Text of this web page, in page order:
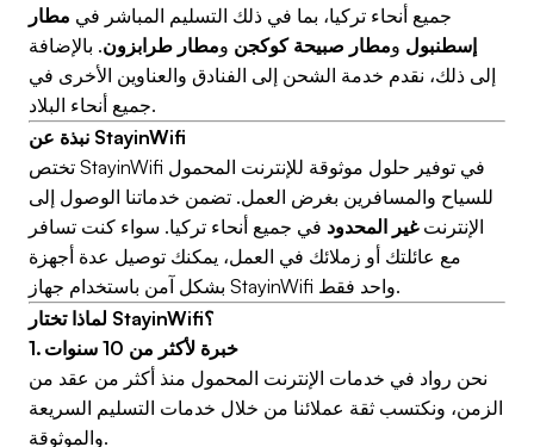
جميع أنحاء تركيا، بما في ذلك التسليم المباشر في مطار
إسطنبول ومطار صبيحة كوكجن ومطار طرابزون. بالإضافة
إلى ذلك، نقدم خدمة الشحن إلى الفنادق والعناوين الأخرى في
جميع أنحاء البلاد.
نبذة عن StayinWifi
تختص StayinWifi في توفير حلول موثوقة للإنترنت المحمول
للسياح والمسافرين بغرض العمل. تضمن خدماتنا الوصول إلى
الإنترنتغير المحدود في جميع أنحاء تركيا. سواء كنت تسافر
مع عائلتك أو زملائك في العمل، يمكنك توصيل عدة أجهزة
بشكل آمن باستخدام جهاز StayinWifi واحد فقط.
لماذا تختار StayinWifi؟
1. خبرة لأكثر من 10 سنوات
نحن رواد في خدمات الإنترنت المحمول منذ أكثر من عقد من
الزمن، ونكتسب ثقة عملائنا من خلال خدمات التسليم السريعة
والموثوقة.